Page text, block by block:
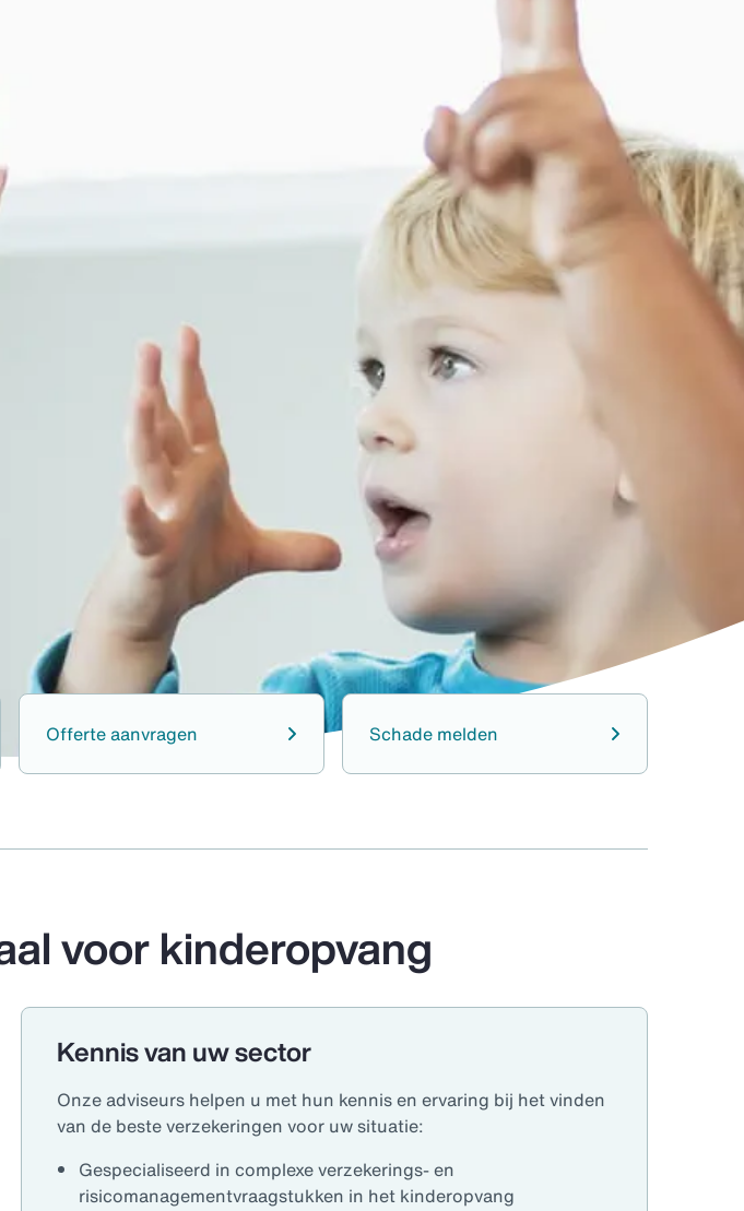
Offerte aanvragen Schade melden
voor kinderopvang
Kennis van uw sector
Onze adviseurs helpen u met hun kennis en ervaring bij het vinden
van de beste verzekeringen voor uw situatie:
Gespecialiseerd in complexe verzekerings- en
risicomanagementvraagstukken in het kinderopvang